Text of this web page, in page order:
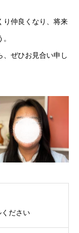
り仲良くなり、将来
、ぜひお見合い申し
ください